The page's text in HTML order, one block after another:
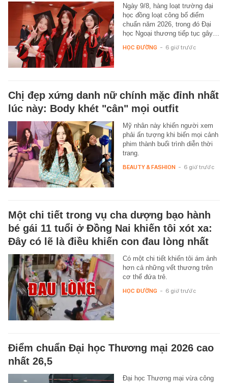
Ngày 9/8, hàng loạt trường đại
học đồng loạt công bố điểm
chuẩn năm 2026, trong đó Đại
học Ngoại thương tiếp tục gây…
HỌC ĐƯỜNG - 6 giờ trước
Chị đẹp xứng danh nữ chính mặc đỉnh nhất
lúc này: Body khét "cân" mọi outfit
Mỹ nhân này khiến người xem
phải ấn tượng khi biến mọi cảnh
phim thành buổi trình diễn thời
trang.
BEAUTY & FASHION - 6 giờ trước
Một chi tiết trong vụ cha dượng bạo hành
bé gái 11 tuổi ở Đồng Nai khiến tôi xót xa:
Đây có lẽ là điều khiến con đau lòng nhất
Có một chi tiết khiến tôi ám ảnh
hơn cả những vết thương trên
cơ thể đứa trẻ.
HỌC ĐƯỜNG - 6 giờ trước
Điểm chuẩn Đại học Thương mại 2026 cao
nhất 26,5
Đại học Thương mại vừa công